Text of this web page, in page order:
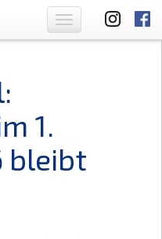
Toggle
navigation
1.
bleibt